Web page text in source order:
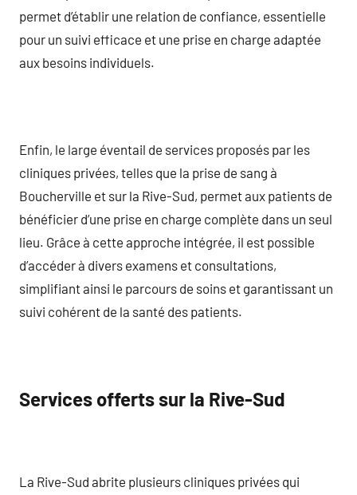
permet d’établir une relation de confiance, essentielle
pour un suivi efficace et une prise en charge adaptée
aux besoins individuels.
Enfin, le large éventail de services proposés par les
cliniques privées, telles que la prise de sang à
Boucherville et sur la Rive-Sud, permet aux patients de
bénéficier d’une prise en charge complète dans un seul
lieu. Grâce à cette approche intégrée, il est possible
d’accéder à divers examens et consultations,
simplifiant ainsi le parcours de soins et garantissant un
suivi cohérent de la santé des patients.
Services offerts sur la Rive-Sud
La Rive-Sud abrite plusieurs cliniques privées qui